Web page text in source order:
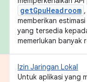
getGpuHeadroom ,
memberikan estimasi
yang tersedia kepada
memerlukan banyak
Izin Jaringan Lokal
Untuk aplikasi yang